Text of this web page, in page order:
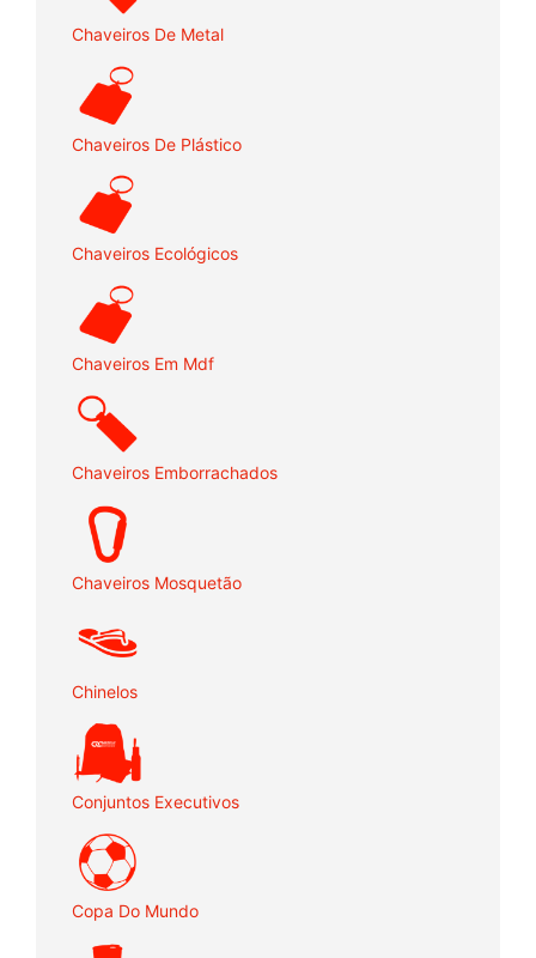
Chaveiros De Metal
Chaveiros De Plástico
Chaveiros Ecológicos
Chaveiros Em Mdf
Chaveiros Emborrachados
Chaveiros Mosquetão
Chinelos
Conjuntos Executivos
Copa Do Mundo